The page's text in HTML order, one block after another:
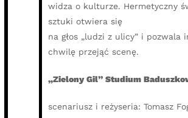
widza o kulturze. Hermetyczny
sztuki otwiera się
na głos „ludzi z ulicy” i pozwala
chwilę przejąć scenę.
„Zielony Gil” Studium
scenariusz i reżyseria: Tomasz